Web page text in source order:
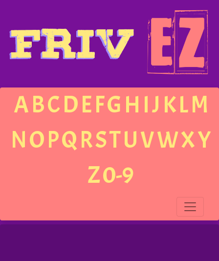
ABCDEFGH IJ KLM
NOPQRSTUVWXY
Z0-9